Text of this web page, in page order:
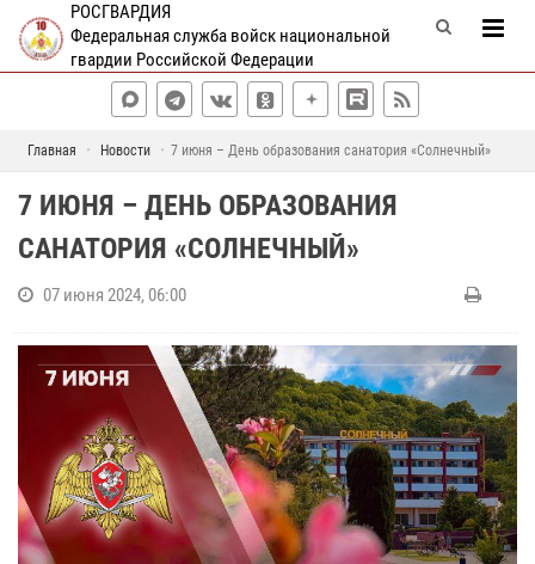
РОСГВАРДИЯ
Федеральная служба войск национальной
гвардии Российской Федерации
Главная Новости 7 июня – День образования санатория «Солнечный»
7 ИЮНЯ – ДЕНЬ ОБРАЗОВАНИЯ
САНАТОРИЯ «СОЛНЕЧНЫЙ»
07 июня 2024, 06:00